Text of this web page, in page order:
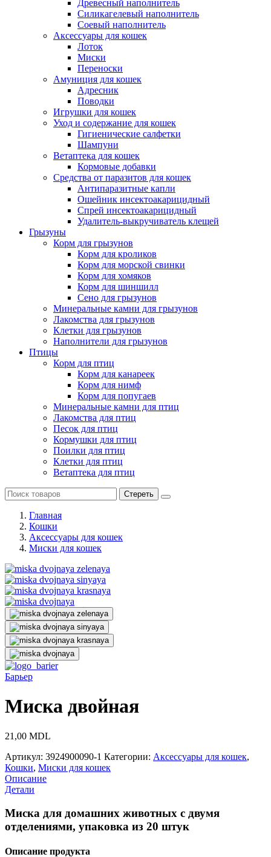
Древесный наполнитель
Силикагелевый наполнитель
Соевый наполнитель
Аксессуары для кошек
Лоток
Миски
Переноски
Амуниция для кошек
Адресник
Поводки
Игрушки для кошек
Уход и содержание для кошек
Гигиенические салфетки
Шампуни
Ветаптека для кошек
Кормовые добавки
Средства от паразитов для кошек
Антипаразитные капли
Ошейник инсектоакарицидный
Спрей инсектоакарицидный
Удалитель-выкручиватель клещей
Грызуны
Корм для грызунов
Корм для кроликов
Корм для морской свинки
Корм для хомяков
Корм для шиншилл
Сено для грызунов
Минеральные камни для грызунов
Лакомства для грызунов
Клетки для грызунов
Наполнители для грызунов
Птицы
Корм для птиц
Корм для канареек
Корм для нимф
Корм для попугаев
Минеральные камни для птиц
Лакомства для птиц
Песок для птиц
Кормушки для птиц
Поилки для птиц
Клетки для птиц
Ветаптека для птиц
Стереть
Главная
Кошки
Аксессуары для кошек
Миски для кошек
Барьер
Миска двойная
21,00 MDL
Артикул: 3924900090-1 Категории: Аксессуары для кошек,
Кошки, Миски для кошек
Описание
Детали
Миска для домашних животных с двумя
отделениями, упаковка из 20 штук
Описание продукта